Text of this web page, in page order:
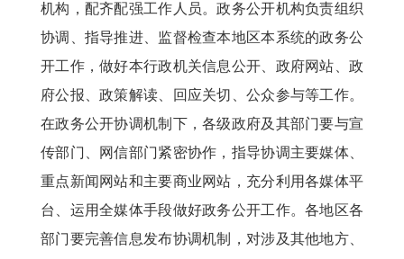
机构，配齐配强工作人员。政务公开机构负责组织
协调、指导推进、监督检查本地区本系统的政务公
开工作，做好本行政机关信息公开、政府网站、政
府公报、政策解读、回应关切、公众参与等工作。
在政务公开协调机制下，各级政府及其部门要与宣
传部门、网信部门紧密协作，指导协调主要媒体、
重点新闻网站和主要商业网站，充分利用各媒体平
台、运用全媒体手段做好政务公开工作。各地区各
部门要完善信息发布协调机制，对涉及其他地方、